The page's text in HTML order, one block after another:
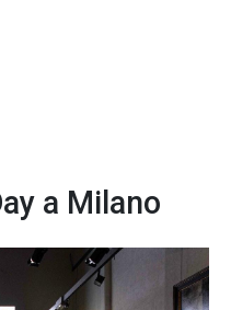
a Milano